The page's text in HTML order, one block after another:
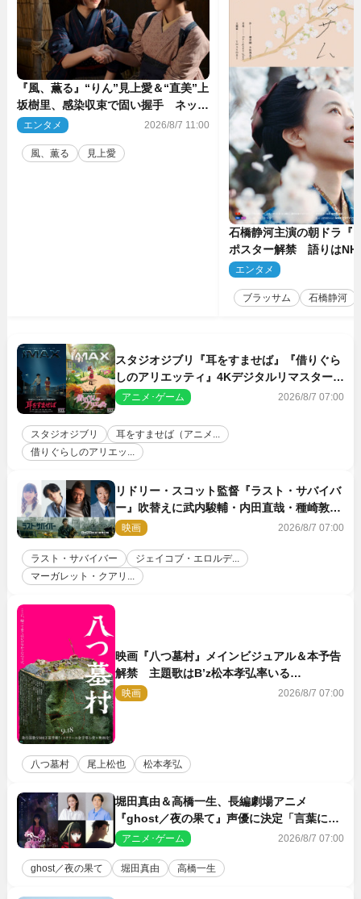
『風、薫る』“りん”見上愛＆“直美”上
坂樹里、感染収束で固い握手 ネット
感動「このバディは最強」「アツい」
エンタメ 2026/8/7 11:00
風、薫る 見上愛
石橋静河主演の朝ドラ『
ポスター解禁 語りは
アナ
エンタメ
ブラッサム 石橋静河
スタジオジブリ『耳をすませば』『借りぐら
しのアリエッティ』4Kデジタルリマスターで
IMAX上映決定！
アニメ･ゲーム 2026/8/7 07:00
スタジオジブリ
耳をすませば（アニメ...
借りぐらしのアリエッ...
リドリー・スコット監督『ラスト・サバイバ
ー』吹替えに武内駿輔・内田直哉・種崎敦
美・井上和彦ら豪華声優陣が集結！
映画 2026/8/7 07:00
ラスト・サバイバー
ジェイコブ・エロルデ...
マーガレット・クアリ...
映画『八つ墓村』メインビジュアル＆本予告
解禁 主題歌はB’z松本孝弘率いる
TMG「DOOM」に決定
映画 2026/8/7 07:00
八つ墓村 尾上松也 松本孝弘
堀田真由＆高橋一生、長編劇場アニメ
『ghost／夜の果て』声優に決定「言葉には
できない沢山の感情を思い出しました」
アニメ･ゲーム 2026/8/7 07:00
ghost／夜の果て 堀田真由 高橋一生